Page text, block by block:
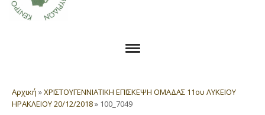
Αρχική »ΧΡΙΣΤΟΥΓΕΝΝΙΑΤΙΚΗ ΕΠΙΣΚΕΨΗ ΟΜΑΔΑΣ 11ου ΛΥΚΕΙΟΥ
ΗΡΑΚΛΕΙΟΥ 20/12/2018» 100_7049